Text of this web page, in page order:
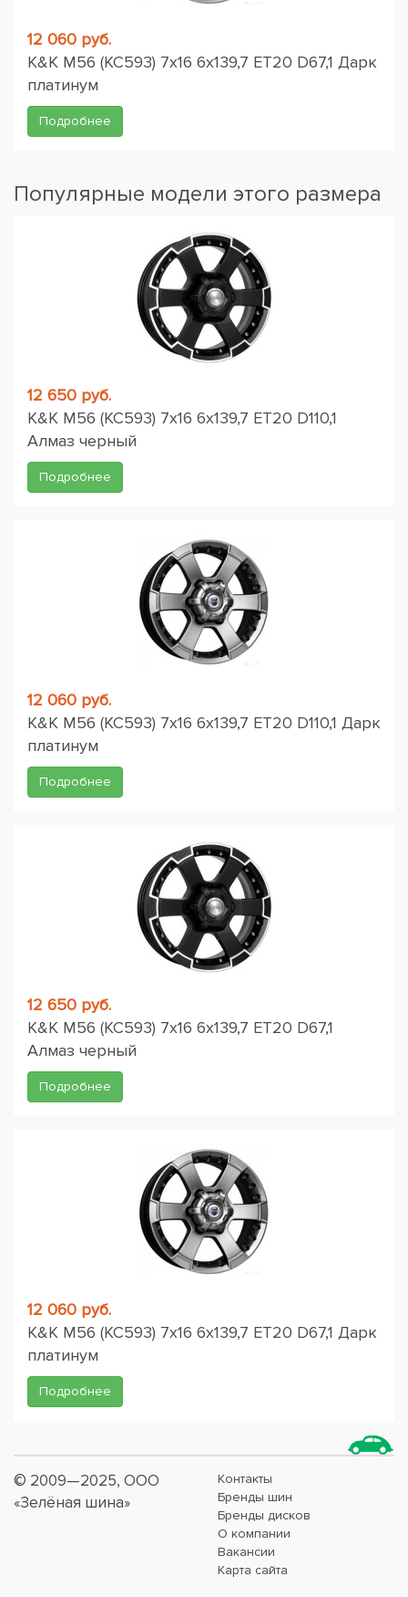
12 060 руб.
K&K M56 (КС593) 7x16 6x139,7 ET20 D67,1 Дарк
платинум
Подробнее
Популярные модели этого размера
12 650 руб.
K&K M56 (КС593) 7x16 6x139,7 ET20 D110,1
Алмаз черный
Подробнее
12 060 руб.
K&K M56 (КС593) 7x16 6x139,7 ET20 D110,1 Дарк
платинум
Подробнее
12 650 руб.
K&K M56 (КС593) 7x16 6x139,7 ET20 D67,1
Алмаз черный
Подробнее
12 060 руб.
K&K M56 (КС593) 7x16 6x139,7 ET20 D67,1 Дарк
платинум
Подробнее
© 2009—2025, ООО
«Зелёная шина»
Контакты
Бренды шин
Бренды дисков
О компании
Вакансии
Карта сайта